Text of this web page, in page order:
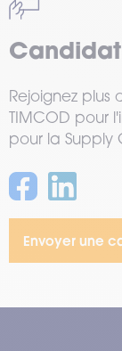
Rejoignez plus
TIMCOD pour
pour la Supply
Envoyer une